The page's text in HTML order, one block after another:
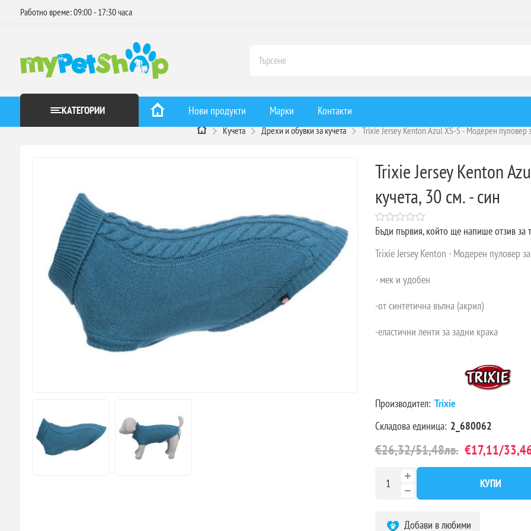
Работно време: 09:00 - 17:30 часа
КАТЕГОРИИ Нови продукти Марки Контакти
Кучета Дрехи и обувки за кучета Trixie Jersey Kenton Azul XS-S - Модерен пуловер
Trixie Jersey Kenton
кучета, 30 см. - син
Бъди първия, който ще напише отзив за
Trixie Jersey Kenton - Модерен пуловер
- мек и удобен
-от синтетична вълна (акрил)
-еластични ленти за задни крака
Производител: Trixie
Складова единица: 2_680062
€26,32/51,48лв. €17,11/
КУПИ
Добави в любими